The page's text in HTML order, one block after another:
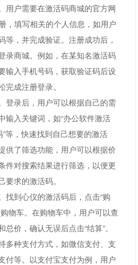
用户需要在激活码商城的官方网
，填写相关的个人信息，如用户
等，并完成验证。注册成功后，
录商城。例如，在某知名激活码
输入手机号码，获取验证码后设
成注册登录。
登录后，用户可以根据自己的需
输入关键词，如“办公软件激活
”等，快速找到自己想要的激活
供了筛选功能，用户可以根据价
件对搜索结果进行筛选，以便更
求的激活码。
找到心仪的激活码后，点击“购
物车。在购物车中，用户可以查
价，确认无误后点击“结算”。
多种支付方式，如微信支付、支
付等。以支付宝支付为例，用户